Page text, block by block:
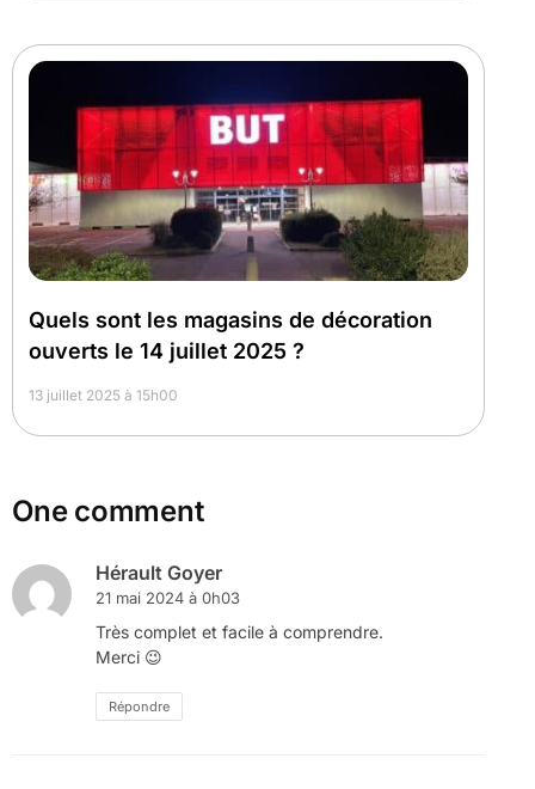
Quels sont les magasins de décoration
ouverts le 14 juillet 2025 ?
13 juillet 2025 à 15h00
One comment
Hérault Goyer
21 mai 2024 à 0h03
Très complet et facile à comprendre.
Merci 😉
Répondre